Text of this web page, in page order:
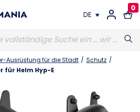
DE
FR
DE
0
Ausrüstung für die Stadt / Schutz /
für Helm Hyp-E